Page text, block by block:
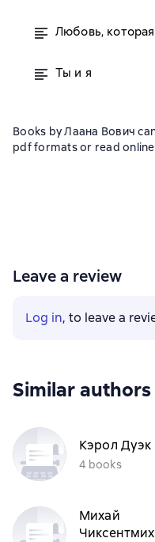
Любовь,
Ты и я
Books by Лаана Вович
pdf formats or read
Leave a review
Log in, to leave a
Similar authors
Кэрол Дуэк
4 books
Михай